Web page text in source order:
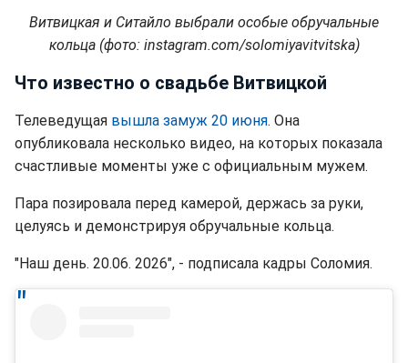
Витвицкая и Ситайло выбрали особые обручальные
кольца (фото: instagram.com/solomiyavitvitska)
Что известно о свадьбе Витвицкой
Телеведущая вышла замуж 20 июня. Она
опубликовала несколько видео, на которых показала
счастливые моменты уже с официальным мужем.
Пара позировала перед камерой, держась за руки,
целуясь и демонстрируя обручальные кольца.
"Наш день. 20.06. 2026", - подписала кадры Соломия.